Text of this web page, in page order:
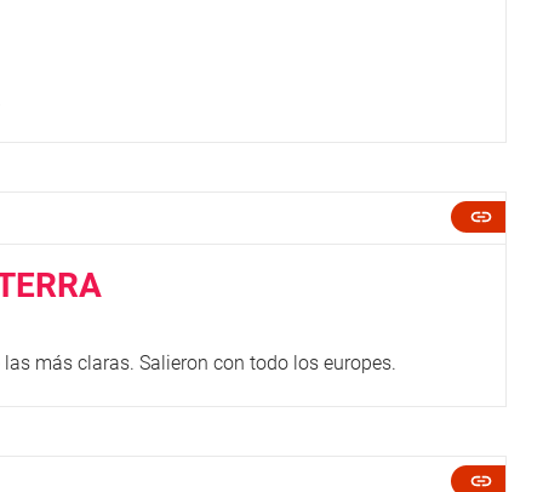
más claras. Salieron con todo los europes.